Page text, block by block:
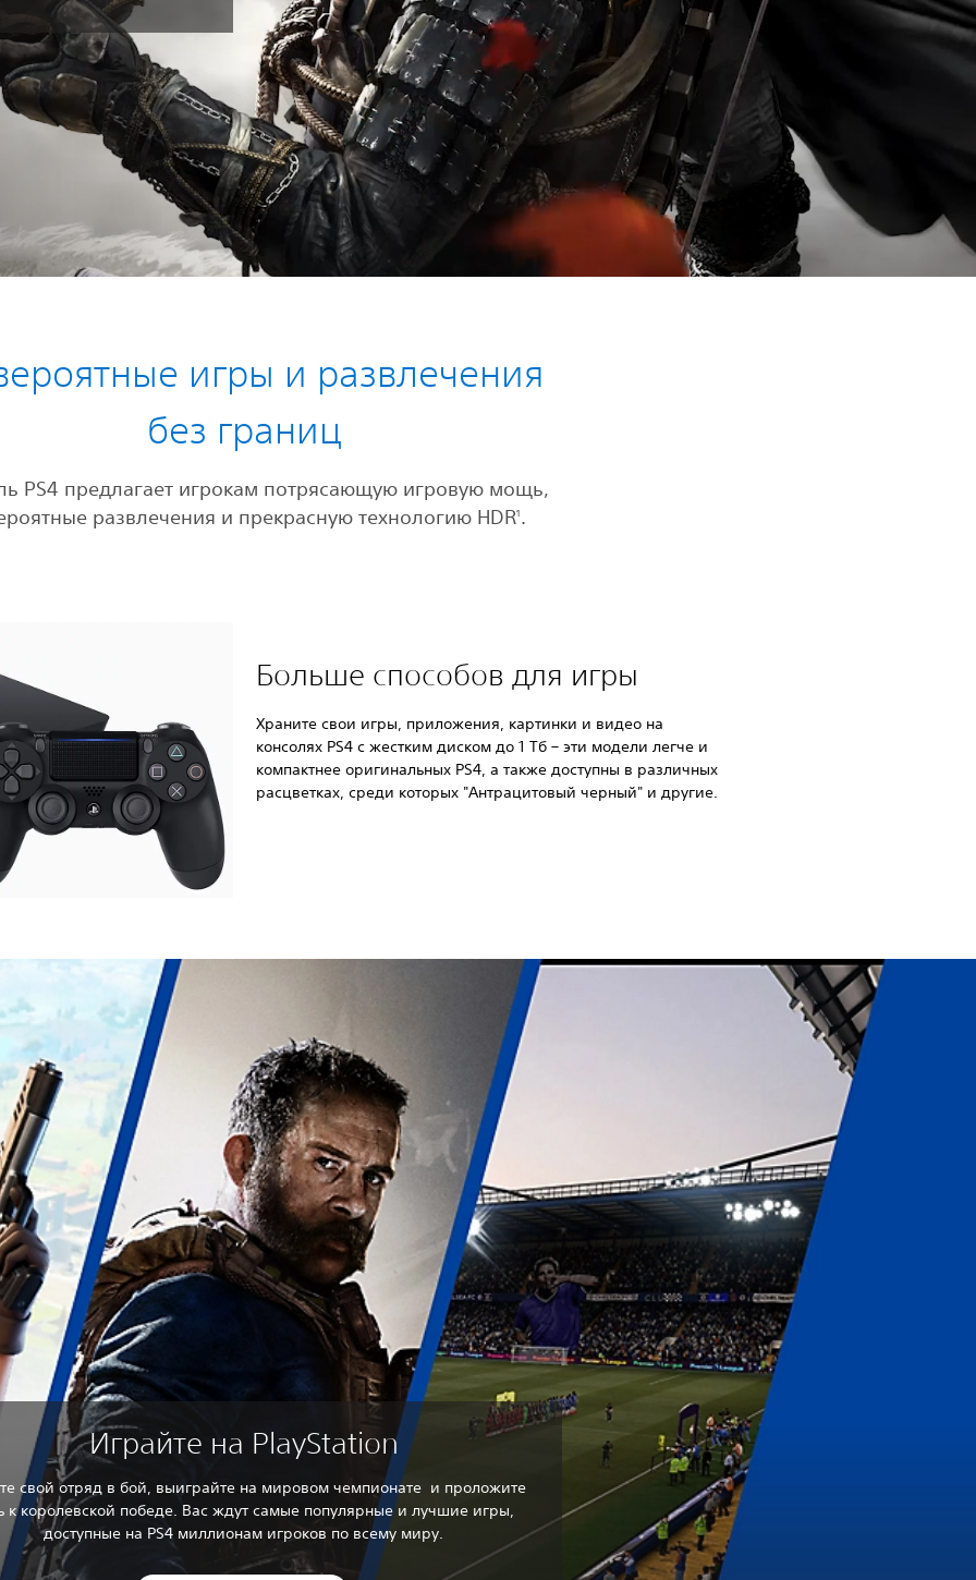
игры и развлечения
без границ
PS4 предлагает игрокам потрясающую игровую мощь,
развлечения и прекрасную технологию HDR1.
Больше способов для игры
Храните свои игры, приложения, картинки и видео на
консолях PS4 с жестким диском до 1 Тб – эти модели легче и
компактнее оригинальных PS4, а также доступны в различных
расцветках, среди которых "Антрацитовый черный" и другие.
Играйте на PlayStation
свой отряд в бой, выиграйте на мировом чемпионате и проложите
к королевской победе. Вас ждут самые популярные и лучшие игры,
доступные на PS4 миллионам игроков по всему миру.